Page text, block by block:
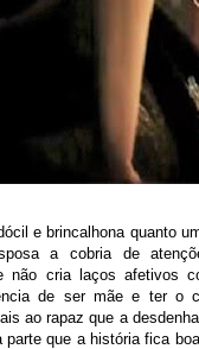
e brincalhona quanto
a cobria de
não cria laços
de ser mãe e ter o
ao rapaz que a
parte que a história fica